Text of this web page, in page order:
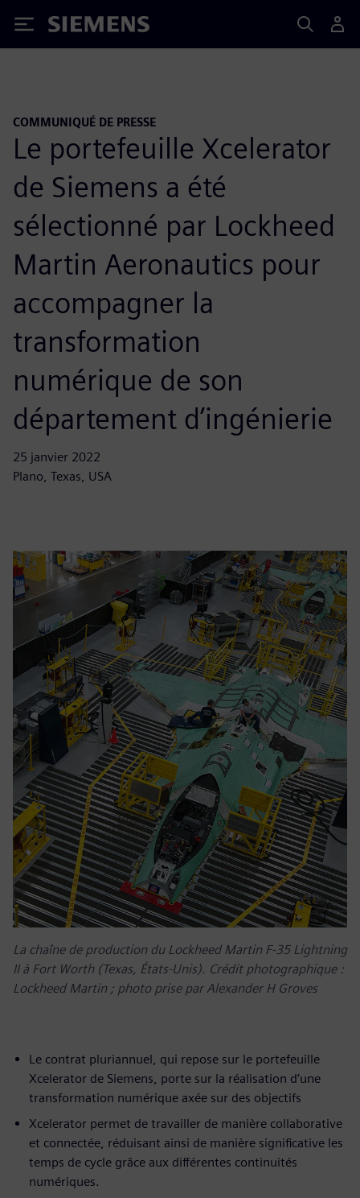
Siemens
COMMUNIQUÉ DE PRESSE
Le portefeuille Xcelerator
de Siemens a été
sélectionné par Lockheed
Martin Aeronautics pour
accompagner la
transformation
numérique de son
département d’ingénierie
25 janvier 2022
Plano, Texas, USA
La chaîne de production du Lockheed Martin F-35 Lightning
II à Fort Worth (Texas, États-Unis). Crédit photographique :
Lockheed Martin ; photo prise par Alexander H Groves
Le contrat pluriannuel, qui repose sur le portefeuille
Xcelerator de Siemens, porte sur la réalisation d’une
transformation numérique axée sur des objectifs
Xcelerator permet de travailler de manière collaborative
et connectée, réduisant ainsi de manière significative les
temps de cycle grâce aux différentes continuités
numériques.